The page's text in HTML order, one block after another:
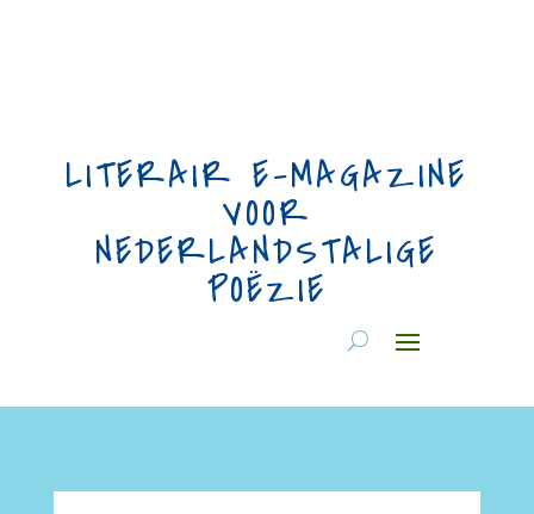
LITERAIR E-MAGAZINE
VOOR
NEDERLANDSTALIGE
POËZIE